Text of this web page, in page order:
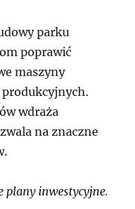
parku
poprawić
maszyny
wdraża
na znaczne
plany inwestycyjne.